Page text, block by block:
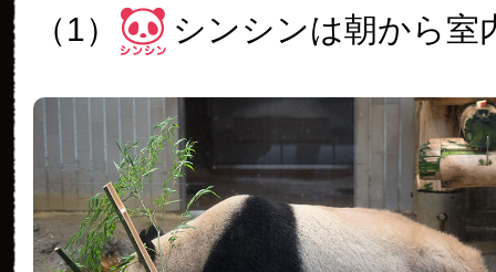
（1） シンシンは朝から室